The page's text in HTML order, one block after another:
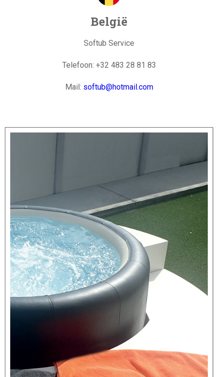
België
Softub Service
Telefoon: +32 483 28 81 83
Mail: softub@hotmail.com